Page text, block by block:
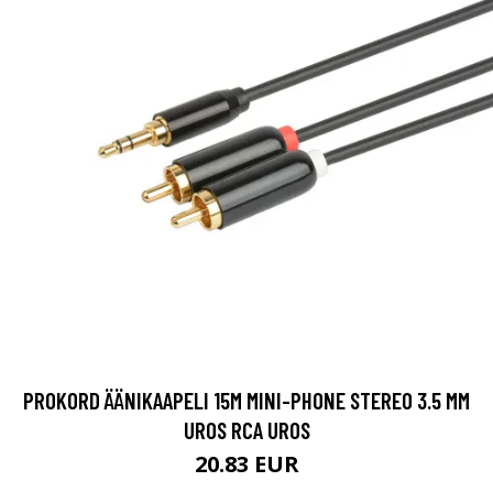
PROKORD ÄÄNIKAAPELI 15M MINI-PHONE STEREO 3.5 MM
UROS RCA UROS
20.83 EUR